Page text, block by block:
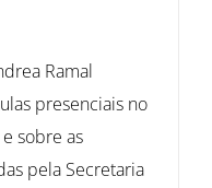
Ramal
presenciais no
sobre as
pela Secretaria